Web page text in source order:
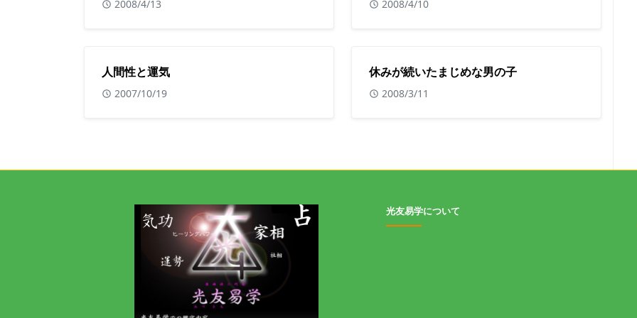
2008/4/13 2008/4/10
人間性と運気
2007/10/19
休みが続いたまじめな男の子
2008/3/11
光友易学について